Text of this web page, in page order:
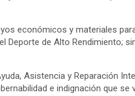
económicos y materiales
Deporte de Alto Rendimiento;
Asistencia y Reparación
e indignación que